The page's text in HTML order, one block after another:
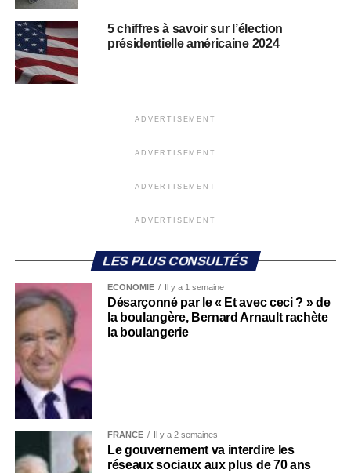
5 chiffres à savoir sur l’élection
présidentielle américaine 2024
ADVERTISEMENT
ADVERTISEMENT
ADVERTISEMENT
ADVERTISEMENT
LES PLUS CONSULTÉS
ECONOMIE Il y a 1 semaine
Désarçonné par le « Et avec ceci ? » de
la boulangère, Bernard Arnault rachète
la boulangerie
FRANCE Il y a 2 semaines
Le gouvernement va interdire les
réseaux sociaux aux plus de 70 ans